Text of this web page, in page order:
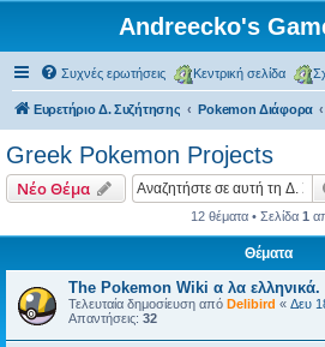
Andreecko's
Συχνές ερωτήσεις Κεντρική σελίδα
Ευρετήριο Δ. Συζήτησης Pokemon Διάφορα
Greek Pokemon Projects
Νέο Θέμα
12 θέματα • Σελίδα 1
Θέματα
The Pokemon Wiki α λα ελληνικά.
Τελευταία δημοσίευση από Delibird « Δευ
Απαντήσεις: 32